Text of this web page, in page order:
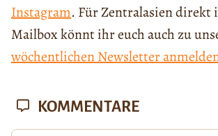
Instagram. Für Zentralasien direkt
Mailbox könnt ihr euch auch zu
wöchentlichen Newsletter
KOMMENTARE